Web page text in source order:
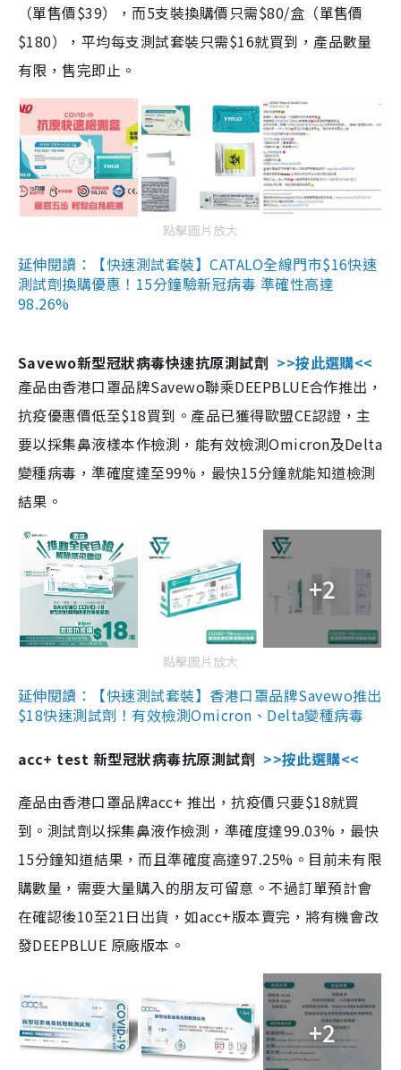
（單售價$39），而5支裝換購價只需$80/盒（單售價
$180），平均每支測試套裝只需$16就買到，產品數量
有限，售完即止。
點擊圖片放大
延伸閱讀：【快速測試套裝】CATALO全線門市$16快速
測試劑換購優惠！15分鐘驗新冠病毒 準確性高達
98.26%
Savewo新型冠狀病毒快速抗原測試劑 >>按此選購<<
產品由香港口罩品牌Savewo聯乘DEEPBLUE合作推出，
抗疫優惠價低至$18買到。產品已獲得歐盟CE認證，主
要以採集鼻液樣本作檢測，能有效檢測Omicron及Delta
變種病毒，準確度達至99%，最快15分鐘就能知道檢測
結果。
+2
點擊圖片放大
延伸閱讀：【快速測試套裝】香港口罩品牌Savewo推出
$18快速測試劑！有效檢測Omicron、Delta變種病毒
acc+ test 新型冠狀病毒抗原測試劑 >>按此選購<<
產品由香港口罩品牌acc+ 推出，抗疫價只要$18就買
到。測試劑以採集鼻液作檢測，準確度達99.03%，最快
15分鐘知道結果，而且準確度高達97.25%。目前未有限
購數量，需要大量購入的朋友可留意。不過訂單預計會
在確認後10至21日出貨，如acc+版本賣完，將有機會改
發DEEPBLUE 原廠版本。
+2